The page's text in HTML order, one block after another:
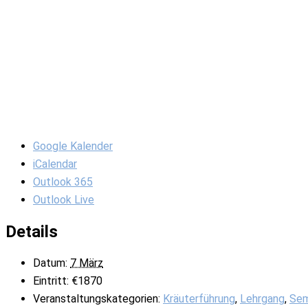
Google Kalender
iCalendar
Outlook 365
Outlook Live
Details
Datum: 7 März
Eintritt: €1870
Veranstaltungskategorien: Kräuterführung, Lehrgang,